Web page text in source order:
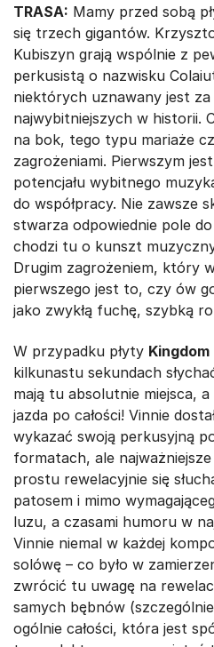
TRASA: Mamy przed sobą
się trzech gigantów.
Kubiszyn grają wspólnie z
perkusistą o nazwisku
niektórych uznawany jest za
najwybitniejszych w historii.
na bok, tego typu mariaże
zagrożeniami. Pierwszym
potencjału wybitnego
do współpracy. Nie zawsze
stwarza odpowiednie pole
chodzi tu o kunszt
Drugim zagrożeniem, który
pierwszego jest to, czy ów
jako zwykłą fuchę, szybką
W przypadku płyty
kilkunastu sekundach
mają tu absolutnie miejsca,
jazda po całości! Vinnie
wykazać swoją perkusyjną
formatach, ale
prostu rewelacyjnie się
patosem i mimo
luzu, a czasami humoru w
Vinnie niemal w każdej
solówę – co było w
zwrócić tu uwagę na
samych bębnów
ogólnie całości, która jest